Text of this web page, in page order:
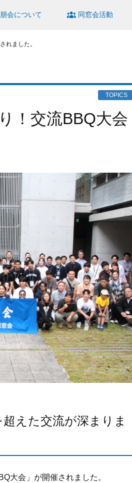
会について 同窓会活動
れました。
TOPICS
えた交流が深まりま
大会」が開催されました。